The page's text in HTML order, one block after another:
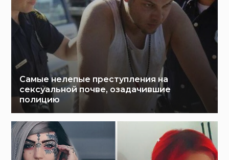
Самые нелепые преступления на
сексуальной почве, озадачившие
полицию